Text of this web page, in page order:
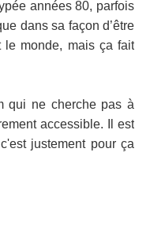
années 80, parfois
dans sa façon d’être
le monde, mais ça fait
qui ne cherche pas à
accessible. Il est
justement pour ça